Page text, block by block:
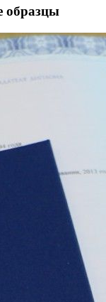
образцы